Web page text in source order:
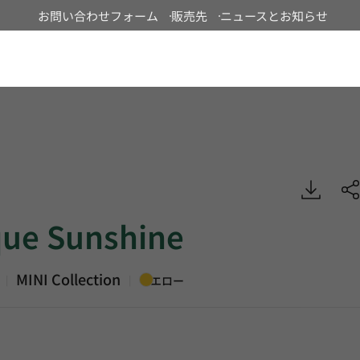
お問い合わせフォーム 販売先 ニュースとお知らせ
Sunshine
MINI Collection イエロー